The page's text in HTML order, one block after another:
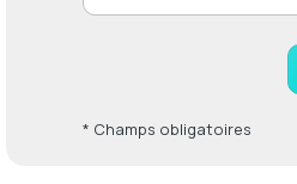
* Champs obligatoires